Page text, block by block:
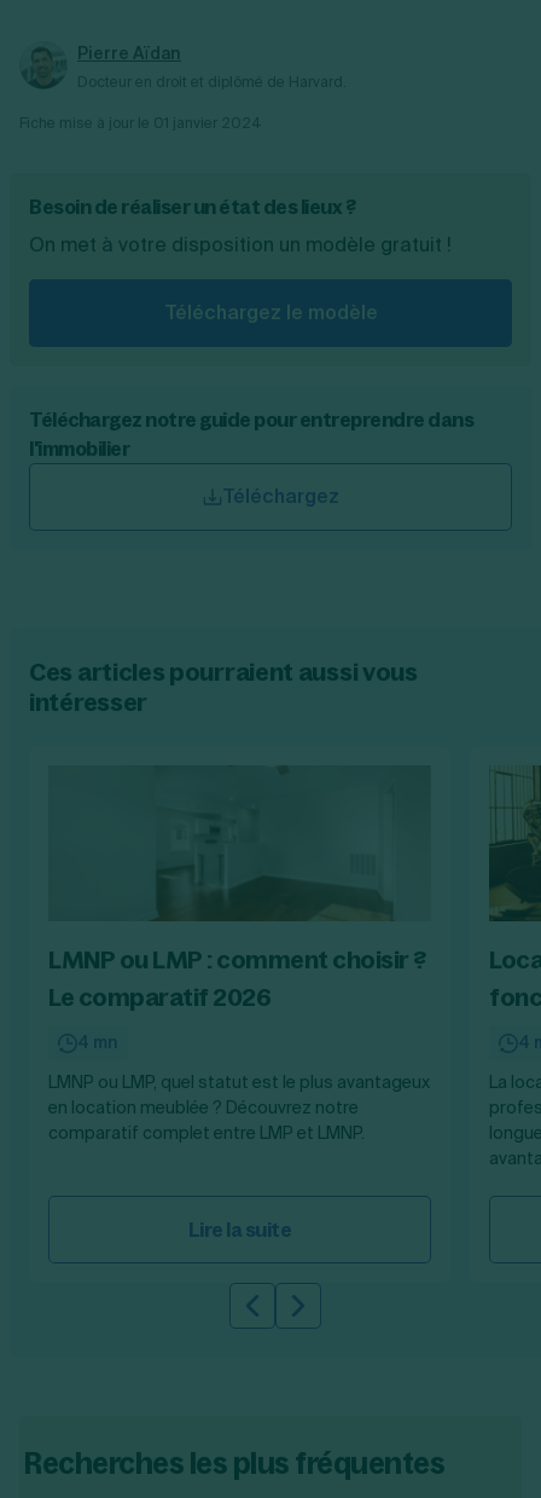
Pierre Aïdan
Besoin de réaliser un état des lieux ?
On met à votre disposition un modèle gratuit !
Téléchargez le modèle
Téléchargez notre guide pour entreprendre dans
l'immobilier
Téléchargez
Ces articles pourraient aussi vous
intéresser
LMNP ou LMP : comment choisir ?
Le comparatif 2026
4 mn
LMNP ou LMP, quel statut est le plus avantageux
en location meublée ? Découvrez notre
comparatif complet entre LMP et LMNP.
Lire la suite
4
La
Slide précédente
Slide suivante
Recherches les plus fréquentes